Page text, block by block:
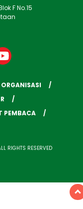
F No.15
ORGANISASI
PEMBACA
RIGHTS RESERVED